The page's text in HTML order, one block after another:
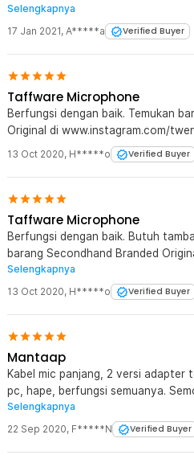
sini https://youtu.be/TSNQ8Gda0AU semoga membantu temen-
temen yang mau beli..
Selengkapnya
17 Jan 2021, A*****a Verified Buyer
Taffware Microphone
Berfungsi dengan baik. Temukan
Original di www.instagram.com/
13 Oct 2020, H*****o Verified Buyer
Taffware Microphone
Berfungsi dengan baik. Butuh
barang Secondhand Branded
www.instagram.com/
Selengkapnya
13 Oct 2020, H*****o Verified Buyer
Mantaap
Kabel mic panjang, 2 versi adapter
pc, hape, berfungsi semuanya.
Jaknote
Selengkapnya
22 Sep 2020, F*****N Verified Buyer